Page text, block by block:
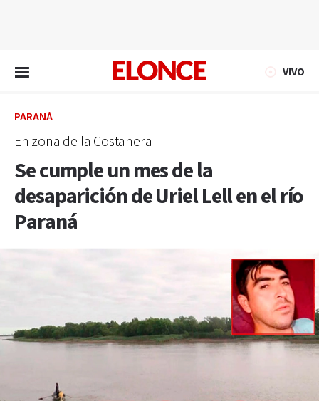
VIVO
PARANÁ
En zona de la Costanera
Se cumple un mes de la
desaparición de Uriel Lell en el río
Paraná